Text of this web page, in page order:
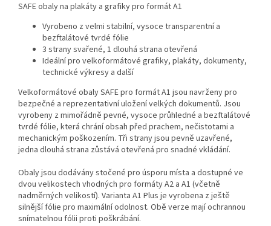
SAFE obaly na plakáty a grafiky pro formát A1
Vyrobeno z velmi stabilní, vysoce transparentní a
bezftalátové tvrdé fólie
3 strany svařené, 1 dlouhá strana otevřená
Ideální pro velkoformátové grafiky, plakáty, dokumenty,
technické výkresy a další
Velkoformátové obaly SAFE pro formát A1 jsou navrženy pro
bezpečné a reprezentativní uložení velkých dokumentů. Jsou
vyrobeny z mimořádně pevné, vysoce průhledné a bezftalátové
tvrdé fólie, která chrání obsah před prachem, nečistotami a
mechanickým poškozením. Tři strany jsou pevně uzavřené,
jedna dlouhá strana zůstává otevřená pro snadné vkládání.
Obaly jsou dodávány stočené pro úsporu místa a dostupné ve
dvou velikostech vhodných pro formáty A2 a A1 (včetně
nadměrných velikostí). Varianta A1 Plus je vyrobena z ještě
silnější fólie pro maximální odolnost. Obě verze mají ochrannou
snímatelnou fólii proti poškrábání.